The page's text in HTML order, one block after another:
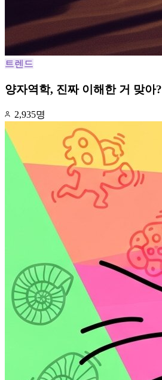
트렌드
양자역학, 진짜 이해한 거 맞아?
2,935명